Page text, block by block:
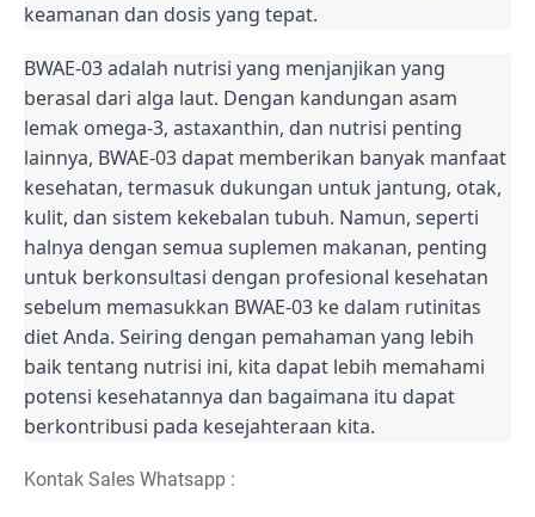
keamanan dan dosis yang tepat.
BWAE-03 adalah nutrisi yang menjanjikan yang
berasal dari alga laut. Dengan kandungan asam
lemak omega-3, astaxanthin, dan nutrisi penting
lainnya, BWAE-03 dapat memberikan banyak manfaat
kesehatan, termasuk dukungan untuk jantung, otak,
kulit, dan sistem kekebalan tubuh. Namun, seperti
halnya dengan semua suplemen makanan, penting
untuk berkonsultasi dengan profesional kesehatan
sebelum memasukkan BWAE-03 ke dalam rutinitas
diet Anda. Seiring dengan pemahaman yang lebih
baik tentang nutrisi ini, kita dapat lebih memahami
potensi kesehatannya dan bagaimana itu dapat
berkontribusi pada kesejahteraan kita.
Kontak Sales Whatsapp :